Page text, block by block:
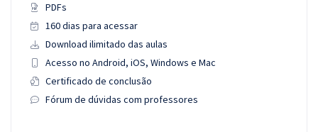
PDFs
160 dias para acessar
Download ilimitado das aulas
Acesso no Android, iOS, Windows e Mac
Certificado de conclusão
Fórum de dúvidas com professores